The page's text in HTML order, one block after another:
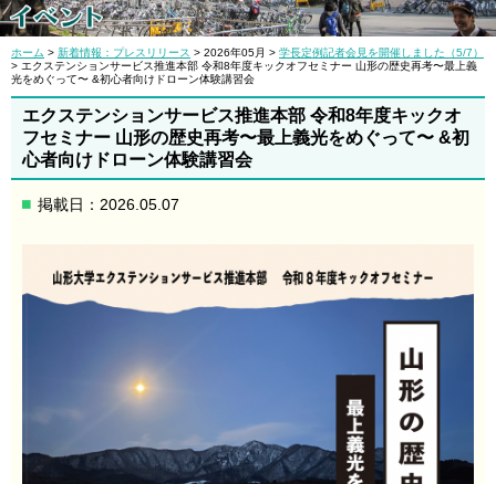
ホーム > 新着情報：プレスリリース > 2026年05月 > 学長定例記者会見を開催しました（5/7）
> エクステンションサービス推進本部 令和8年度キックオフセミナー 山形の歴史再考〜最上義
光をめぐって〜 &初心者向けドローン体験講習会
エクステンションサービス推進本部 令和8年度キックオ
フセミナー 山形の歴史再考〜最上義光をめぐって〜 &初
心者向けドローン体験講習会
掲載日：2026.05.07